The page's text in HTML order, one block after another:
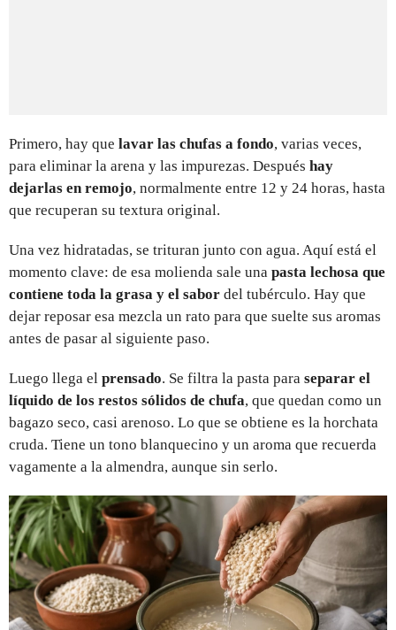
Primero, hay que lavar las chufas a fondo, varias veces,
para eliminar la arena y las impurezas. Después hay
dejarlas en remojo, normalmente entre 12 y 24 horas, hasta
que recuperan su textura original.
Una vez hidratadas, se trituran junto con agua. Aquí está el
momento clave: de esa molienda sale una pasta lechosa que
contiene toda la grasa y el sabor del tubérculo. Hay que
dejar reposar esa mezcla un rato para que suelte sus aromas
antes de pasar al siguiente paso.
Luego llega el prensado. Se filtra la pasta para separar el
líquido de los restos sólidos de chufa, que quedan como un
bagazo seco, casi arenoso. Lo que se obtiene es la horchata
cruda. Tiene un tono blanquecino y un aroma que recuerda
vagamente a la almendra, aunque sin serlo.